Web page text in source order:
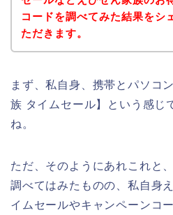
コードを調べてみた結果をシ
ただきます。
まず、私自身、携帯とパソコ
族 タイムセール】という感じ
ね。
ただ、そのようにあれこれと
調べてはみたものの、私自身
イムセールやキャンペーンコ